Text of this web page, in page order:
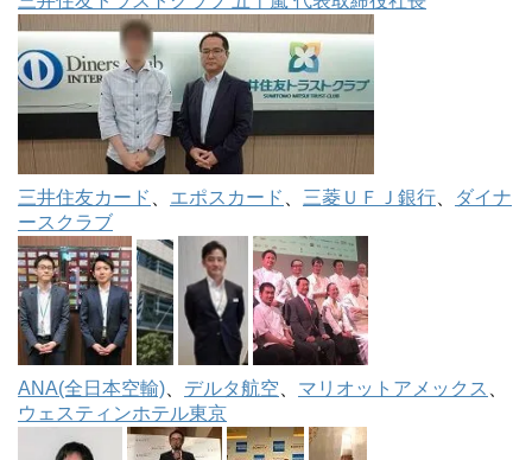
三井住友カード エポスカード 三菱ＵＦＪ銀行
ダイナ
ースクラブ
ANA(全日本空輸) デルタ航空 マリオットアメックス
ウェスティンホテル東京